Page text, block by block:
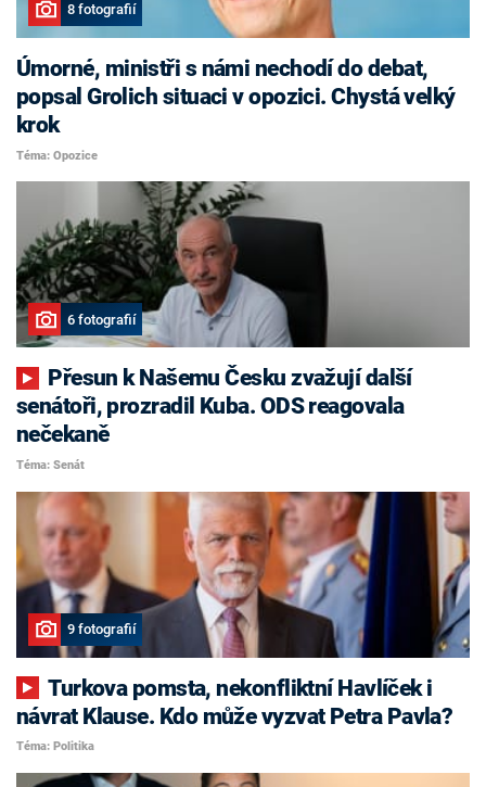
8 fotografií
Úmorné, ministři s námi nechodí do debat,
popsal Grolich situaci v opozici. Chystá velký
krok
Téma: Opozice
6 fotografií
senátoři, prozradil Kuba. ODS reagovala
nečekaně
Téma: Senát
9 fotografií
Turkova pomsta, nekonfliktní Havlíček i
návrat Klause. Kdo může vyzvat Petra Pavla?
Téma: Politika